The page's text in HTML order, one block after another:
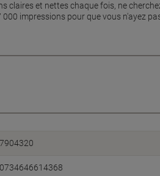
claires et nettes chaque fois, ne
impressions pour que vous n'ayez
7904320
0734646614368